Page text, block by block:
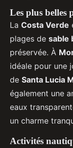
Les plus belles
La Costa Verde
plages de sable
préservée. À
idéale pour une
de Santa Lucia
également une
eaux
un charme
Activités